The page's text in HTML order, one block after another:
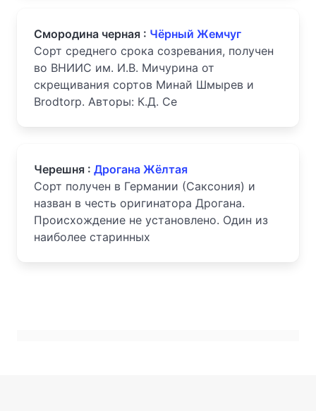
Смородина черная : Чёрный Жемчуг
Сорт среднего срока созревания, получен
во ВНИИС им. И.В. Мичурина от
скрещивания сортов Минай Шмырев и
Brodtorp. Авторы: К.Д. Се
Черешня : Дрогана Жёлтая
Сорт получен в Германии (Саксония) и
назван в честь оригинатора Дрогана.
Происхождение не установлено. Один из
наиболее старинных